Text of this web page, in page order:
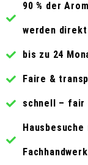
90 % der
werden
bis zu 24
Faire &
schnell – fair